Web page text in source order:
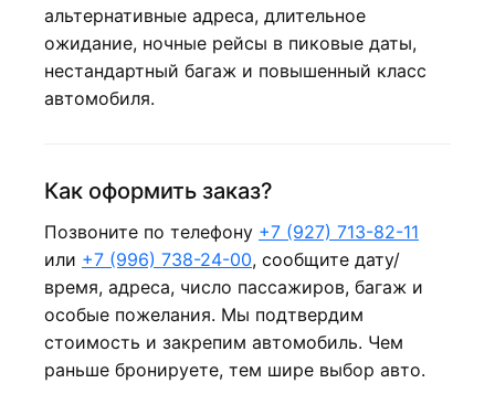
альтернативные адреса, длительное
ожидание, ночные рейсы в пиковые даты,
нестандартный багаж и повышенный класс
автомобиля.
Как оформить заказ?
Позвоните по телефону +7 (927) 713-82-11
или +7 (996) 738-24-00, сообщите дату/
время, адреса, число пассажиров, багаж и
особые пожелания. Мы подтвердим
стоимость и закрепим автомобиль. Чем
раньше бронируете, тем шире выбор авто.